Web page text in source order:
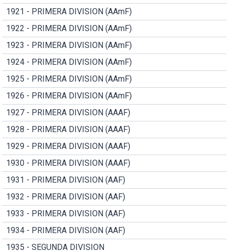
1921 - PRIMERA DIVISION (AAmF)
1922 - PRIMERA DIVISION (AAmF)
1923 - PRIMERA DIVISION (AAmF)
1924 - PRIMERA DIVISION (AAmF)
1925 - PRIMERA DIVISION (AAmF)
1926 - PRIMERA DIVISION (AAmF)
1927 - PRIMERA DIVISION (AAAF)
1928 - PRIMERA DIVISION (AAAF)
1929 - PRIMERA DIVISION (AAAF)
1930 - PRIMERA DIVISION (AAAF)
1931 - PRIMERA DIVISION (AAF)
1932 - PRIMERA DIVISION (AAF)
1933 - PRIMERA DIVISION (AAF)
1934 - PRIMERA DIVISION (AAF)
1935 - SEGUNDA DIVISION